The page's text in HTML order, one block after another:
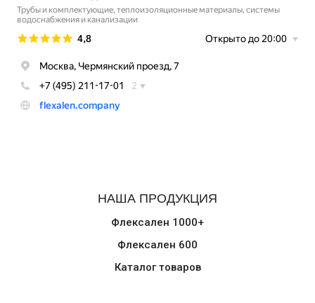
НАША ПРОДУКЦИЯ
Флексален 1000+
Флексален 600
Каталог товаров